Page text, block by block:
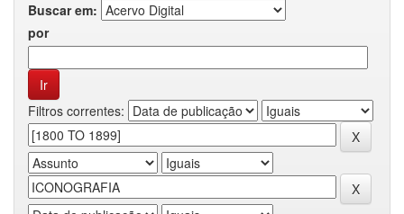
Buscar em:
por
Filtros correntes: